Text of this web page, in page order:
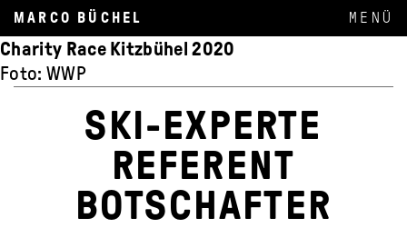
MARCO BÜCHEL
Olympische Spiele Vancouver 2010
Foto: Hans Bezard (Agence Zoom)
Charity Race Kitzbühel 2020
Foto: WWP
Skitour in Liechtenstein
Foto: Ingo Rasp
Moderation Kitz Race Party 2020
Foto: WWP
Pressekonferenz Marcel Hirscher 2019
Foto: Red Bull Media House
Lake Louise 2009
Foto: Hans Bezard (Agence Zoom)
Werbeaufnahmen LIE-Marketing
Foto: Stephanie Büchel
SKI-EXPERTE
REFERENT
BOTSCHAFTER